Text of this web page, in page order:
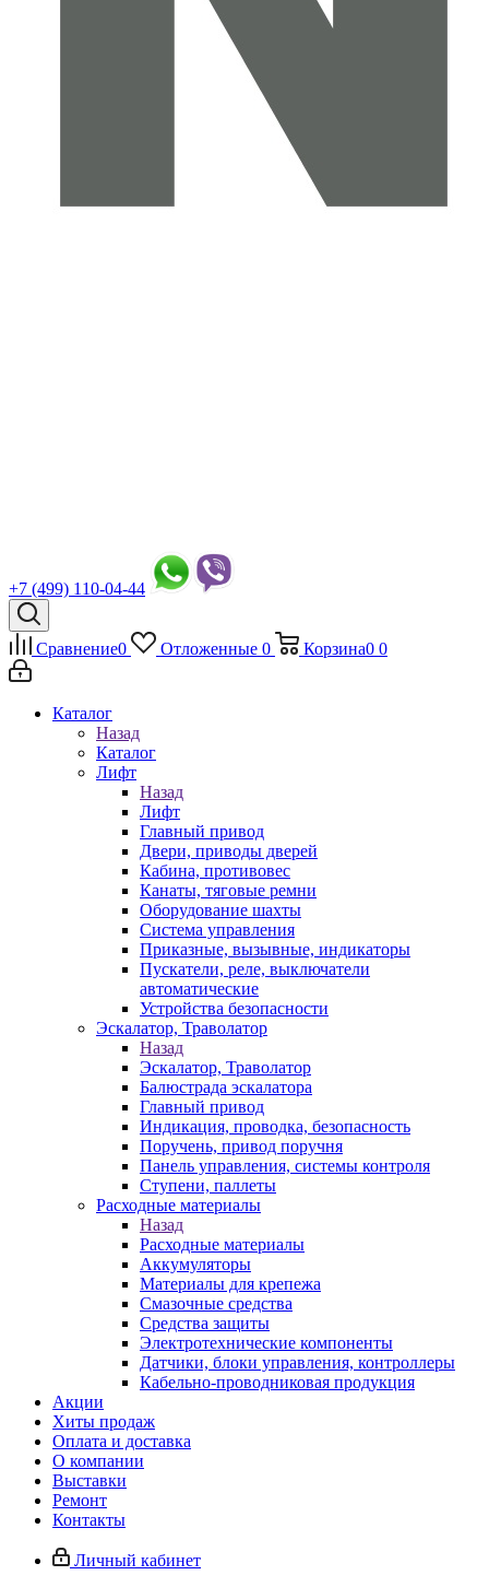
+7 (499) 110-04-44
Сравнение0 Отложенные 0 Корзина0 0
Каталог
Назад
Каталог
Лифт
Назад
Лифт
Главный привод
Двери, приводы дверей
Кабина, противовес
Канаты, тяговые ремни
Оборудование шахты
Система управления
Приказные, вызывные, индикаторы
Пускатели, реле, выключатели
автоматические
Устройства безопасности
Эскалатор, Траволатор
Назад
Эскалатор, Траволатор
Балюстрада эскалатора
Главный привод
Индикация, проводка, безопасность
Поручень, привод поручня
Панель управления, системы контроля
Ступени, паллеты
Расходные материалы
Назад
Расходные материалы
Аккумуляторы
Материалы для крепежа
Смазочные средства
Средства защиты
Электротехнические компоненты
Датчики, блоки управления, контроллеры
Кабельно-проводниковая продукция
Акции
Хиты продаж
Оплата и доставка
О компании
Выставки
Ремонт
Контакты
Личный кабинет